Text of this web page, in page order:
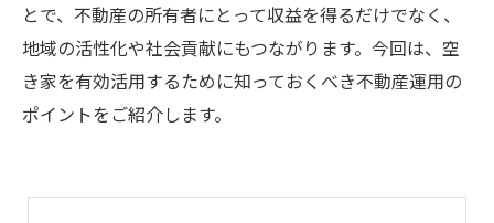
とで、不動産の所有者にとって収益を得るだけでなく、
地域の活性化や社会貢献にもつながります。今回は、空
き家を有効活用するために知っておくべき不動産運用の
ポイントをご紹介します。